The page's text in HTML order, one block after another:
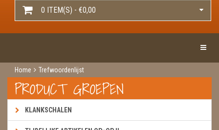
0 ITEM(S) - €0,00
Home Trefwoordenlijst
PRODUCT GROEPEN
KLANKSCHALEN